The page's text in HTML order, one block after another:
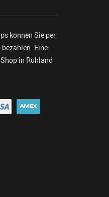
können Sie per
Eine
in Ruhland